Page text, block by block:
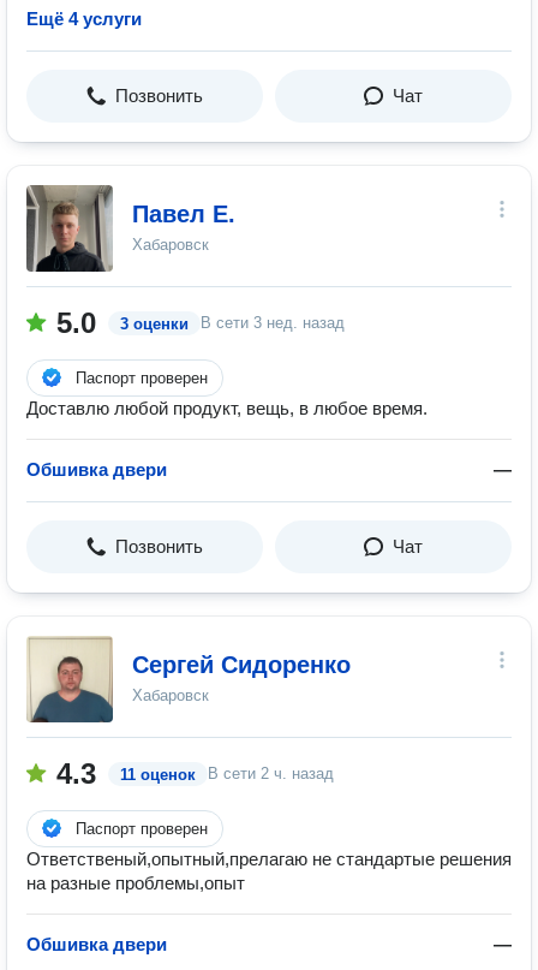
Ещё 4 услуги
Позвонить Чат
Павел Е.
Хабаровск
5.0 3 оценки В сети 3 нед. назад
Паспорт проверен
Доставлю любой продукт, вещь, в любое время.
Обшивка двери —
Позвонить Чат
Сергей Сидоренко
Хабаровск
4.3 11 оценок В сети 2 ч. назад
Паспорт проверен
Ответственый,опытный,прелагаю не стандартые решения
на разные проблемы,опыт
Обшивка двери —